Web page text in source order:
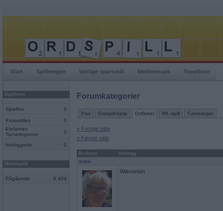
Start Spilleregler Vanlige spørsmål Medlemssøk Topplister
Spillrom
Sjiraffen 0
Krokodillen
0
Elefanten
Turneringsrom
0
Innloggede 0
Mobilspill
Pågående 8 404
Forumkategorier
Prat Ordspill-hjelp Ordleker IRL-spill Turneringer
« Forrige side
« Første side
Brukere
Innlegg
auau
Wisconsin